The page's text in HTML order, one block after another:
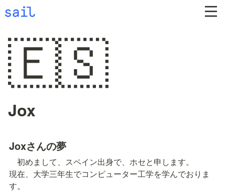
🇪🇸
Jox
Joxさんの夢
初めまして、スペイン出身で、ホセと申します。
現在、大学三年生でコンピューター工学を学んでおりま
す。